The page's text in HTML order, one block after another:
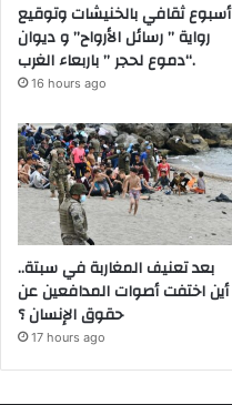
أسبوع ثقافي بالخنيشات وتوقيع
رواية ” رسائل الأرواح” و ديوان
“دموع لحجر ” باربعاء الغرب.
16 hours ago
بعد تعنيف المغاربة في سبتة..
أين اختفت أصوات المدافعين عن
حقوق الإنسان ؟
17 hours ago